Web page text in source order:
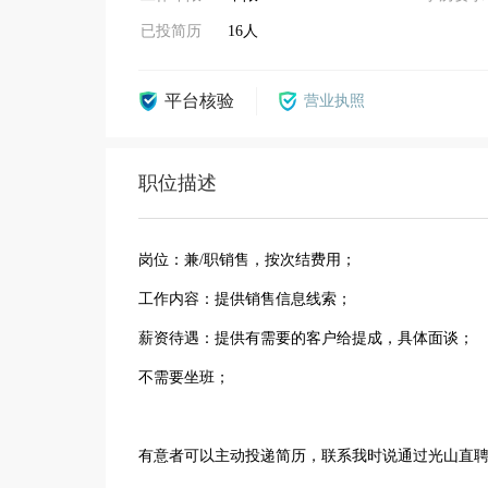
已投简历 16人
平台核验 营业执照
职位描述
岗位：兼/职销售，按次结费用；
工作内容：提供销售信息线索；
薪资待遇：提供有需要的客户给提成，具体面谈；
不需要坐班；
有意者可以主动投递简历，联系我时说通过光山直